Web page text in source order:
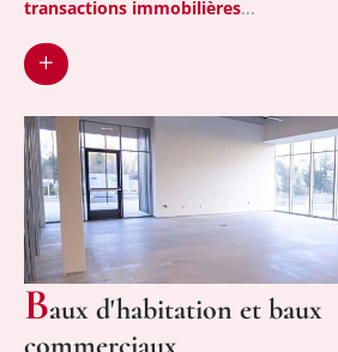
transactions immobilières...
+
Baux d'habitation et baux